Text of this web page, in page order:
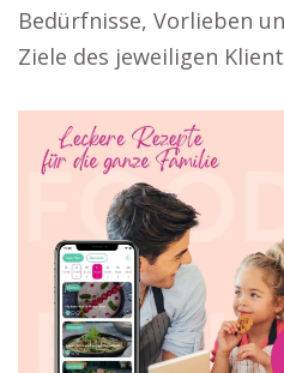
Bedürfnisse, Vorlieben
Ziele des jeweiligen